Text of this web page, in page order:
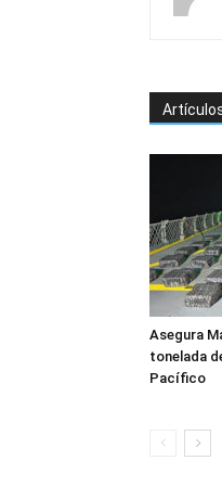
Asegura
tonelada
Pacífico